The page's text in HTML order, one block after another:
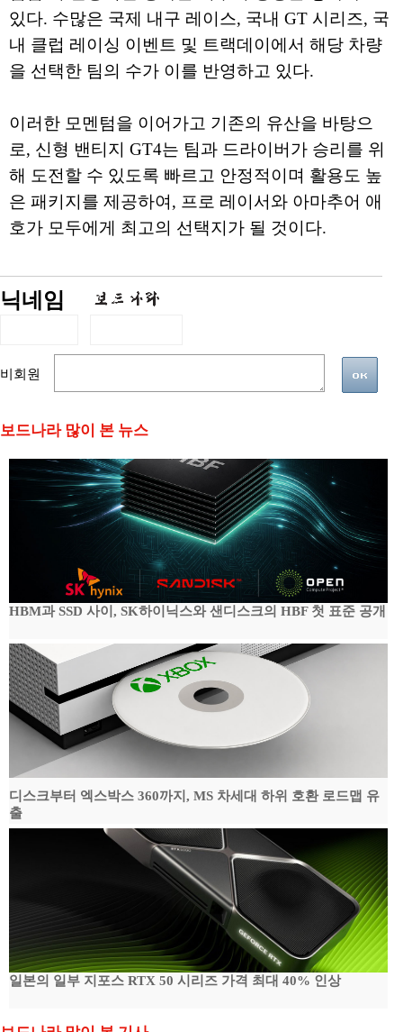
있다. 수많은 국제 내구 레이스, 국내 GT 시리즈, 국
내 클럽 레이싱 이벤트 및 트랙데이에서 해당 차량
을 선택한 팀의 수가 이를 반영하고 있다.
이러한 모멘텀을 이어가고 기존의 유산을 바탕으
로, 신형 밴티지 GT4는 팀과 드라이버가 승리를 위
해 도전할 수 있도록 빠르고 안정적이며 활용도 높
은 패키지를 제공하여, 프로 레이서와 아마추어 애
호가 모두에게 최고의 선택지가 될 것이다.
닉네임
비회원
보드나라 많이 본 뉴스
HBM과 SSD 사이, SK하이닉스와 샌디스크의 HBF 첫 표준 공개
디스크부터 엑스박스 360까지, MS 차세대 하위 호환 로드맵 유
출
일본의 일부 지포스 RTX 50 시리즈 가격 최대 40% 인상